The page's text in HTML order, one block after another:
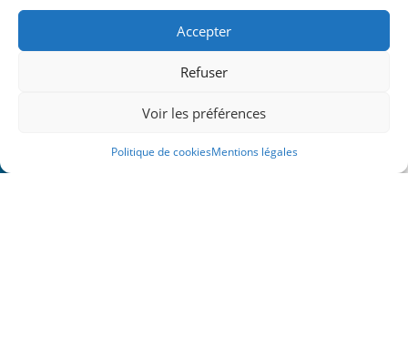
Accepter
Refuser
Voir les préférences
Politique de cookiesMentions légales